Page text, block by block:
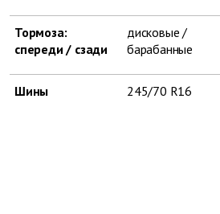
Тормоза:
спереди / сзади
дисковые /
барабанные
Шины 245/70 R16